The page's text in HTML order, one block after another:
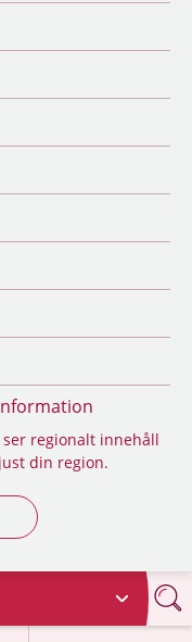
regionalt innehåll
din region.